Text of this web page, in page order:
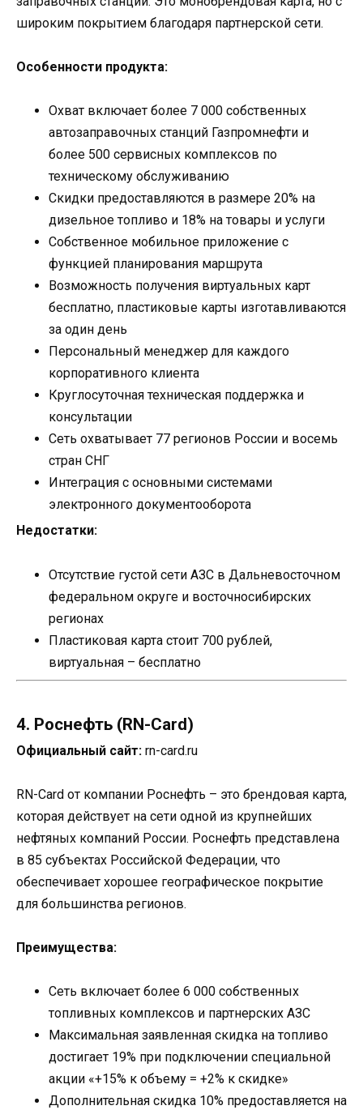
широким покрытием благодаря партнерской сети.
Особенности продукта:
Охват включает более 7 000 собственных
автозаправочных станций Газпромнефти и
более 500 сервисных комплексов по
техническому обслуживанию
Скидки предоставляются в размере 20% на
дизельное топливо и 18% на товары и услуги
Собственное мобильное приложение с
функцией планирования маршрута
Возможность получения виртуальных карт
бесплатно, пластиковые карты изготавливаются
за один день
Персональный менеджер для каждого
корпоративного клиента
Круглосуточная техническая поддержка и
консультации
Сеть охватывает 77 регионов России и восемь
стран СНГ
Интеграция с основными системами
электронного документооборота
Недостатки:
Отсутствие густой сети АЗС в Дальневосточном
федеральном округе и восточносибирских
регионах
Пластиковая карта стоит 700 рублей,
виртуальная – бесплатно
4. Роснефть (RN-Card)
Официальный сайт: rn-card.ru
RN-Card от компании Роснефть – это брендовая карта,
которая действует на сети одной из крупнейших
нефтяных компаний России. Роснефть представлена
в 85 субъектах Российской Федерации, что
обеспечивает хорошее географическое покрытие
для большинства регионов.
Преимущества:
Сеть включает более 6 000 собственных
топливных комплексов и партнерских АЗС
Максимальная заявленная скидка на топливо
достигает 19% при подключении специальной
акции «+15% к объему = +2% к скидке»
Дополнительная скидка 10% предоставляется на